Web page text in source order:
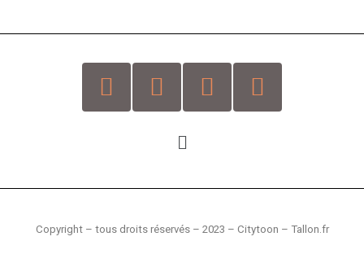
Copyright – tous droits réservés – 2023 – Citytoon – Tallon.fr